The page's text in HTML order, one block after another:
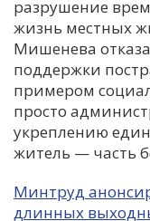
разрушение
жизнь местных
Мишенева
поддержки
примером
просто
укреплению
житель — часть
Минтруд
длинных